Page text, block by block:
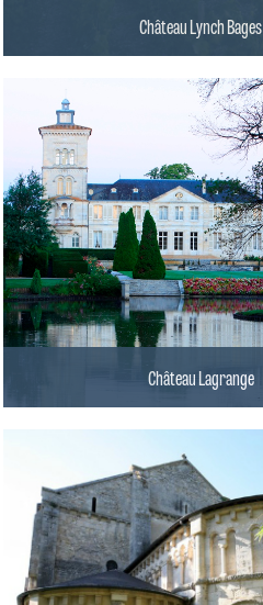
Château Lynch Bages
Château Lagrange